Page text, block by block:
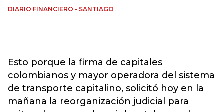
DIARIO FINANCIERO - SANTIAGO
Esto porque la firma de capitales
colombianos y mayor operadora del sistema
de transporte capitalino, solicitó hoy en la
mañana la reorganización judicial para